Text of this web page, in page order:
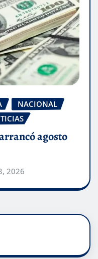
NACIONAL
agosto
2026